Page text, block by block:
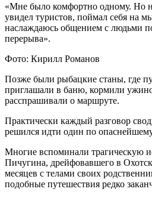
«Мне было комфортно одному. Но
увидел туристов, поймал себя на
наслаждаюсь общением с людьми
перерыва».
Фото: Кирилл Романов
Позже были рыбацкие станы, где
приглашали в баню, кормили
расспрашивали о маршруте.
Практически каждый разговор
решился идти один по
Многие вспоминали трагическую
Пичугина, дрейфовавшего в
месяцев с телами своих
подобные путешествия редко